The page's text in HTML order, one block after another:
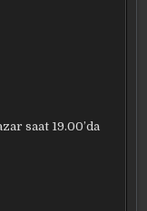
saat 19.00’da